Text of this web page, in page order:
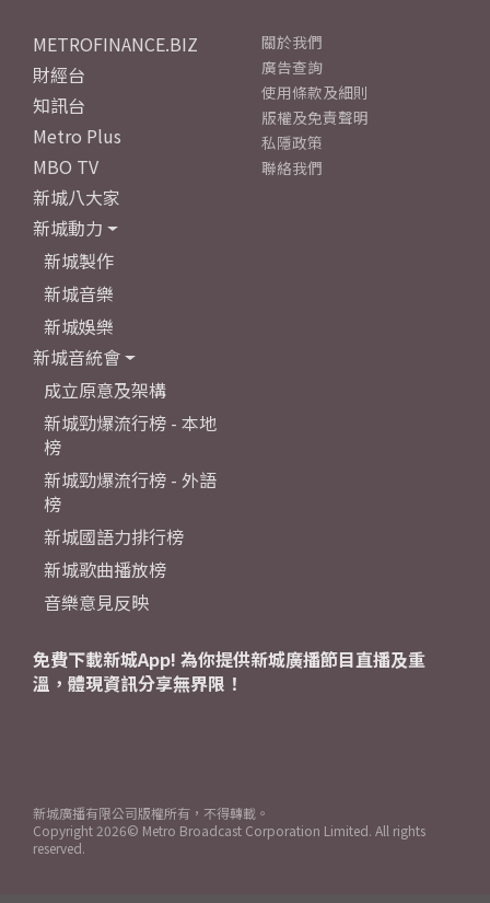
METROFINANCE.BIZ
財經台
知訊台
Metro Plus
MBO TV
新城八大家
新城動力
新城製作
新城音樂
新城娛樂
新城音統會
成立原意及架構
新城勁爆流行榜 - 本地
榜
新城勁爆流行榜 - 外語
榜
新城國語力排行榜
新城歌曲播放榜
音樂意見反映
關於我們
廣告查詢
使用條款及細則
版權及免責聲明
私隱政策
聯絡我們
免費下載新城App! 為你提供新城廣播節目直播及重
溫，體現資訊分享無界限！
新城廣播有限公司版權所有，不得轉載。
Copyright 2026© Metro Broadcast Corporation Limited. All rights
reserved.